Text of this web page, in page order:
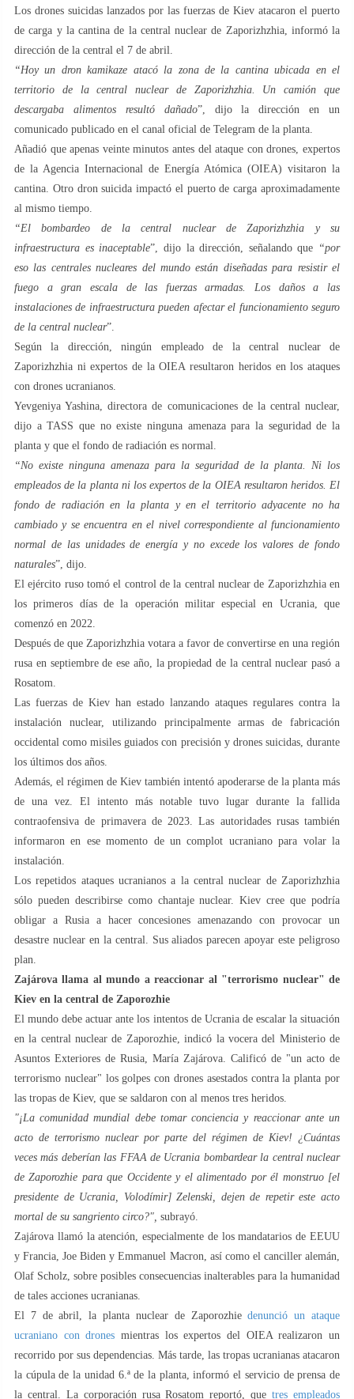
Los drones suicidas lanzados por las fuerzas de Kiev atacaron el puerto
de carga y la cantina de la central nuclear de Zaporizhzhia, informó la
dirección de la central el 7 de abril.
“Hoy un dron kamikaze atacó la zona de la cantina ubicada en el
territorio de la central nuclear de Zaporizhzhia. Un camión que
descargaba alimentos resultó dañado”, dijo la dirección en un
comunicado publicado en el canal oficial de Telegram de la planta.
Añadió que apenas veinte minutos antes del ataque con drones, expertos
de la Agencia Internacional de Energía Atómica (OIEA) visitaron la
cantina. Otro dron suicida impactó el puerto de carga aproximadamente
al mismo tiempo.
“El bombardeo de la central nuclear de Zaporizhzhia y su
infraestructura es inaceptable”, dijo la dirección, señalando que “por
eso las centrales nucleares del mundo están diseñadas para resistir el
fuego a gran escala de las fuerzas armadas. Los daños a las
instalaciones de infraestructura pueden afectar el funcionamiento seguro
de la central nuclear”.
Según la dirección, ningún empleado de la central nuclear de
Zaporizhzhia ni expertos de la OIEA resultaron heridos en los ataques
con drones ucranianos.
Yevgeniya Yashina, directora de comunicaciones de la central nuclear,
dijo a TASS que no existe ninguna amenaza para la seguridad de la
planta y que el fondo de radiación es normal.
“No existe ninguna amenaza para la seguridad de la planta. Ni los
empleados de la planta ni los expertos de la OIEA resultaron heridos. El
fondo de radiación en la planta y en el territorio adyacente no ha
cambiado y se encuentra en el nivel correspondiente al funcionamiento
normal de las unidades de energía y no excede los valores de fondo
naturales”, dijo.
El ejército ruso tomó el control de la central nuclear de Zaporizhzhia en
los primeros días de la operación militar especial en Ucrania, que
comenzó en 2022.
Después de que Zaporizhzhia votara a favor de convertirse en una región
rusa en septiembre de ese año, la propiedad de la central nuclear pasó a
Rosatom.
Las fuerzas de Kiev han estado lanzando ataques regulares contra la
instalación nuclear, utilizando principalmente armas de fabricación
occidental como misiles guiados con precisión y drones suicidas, durante
los últimos dos años.
Además, el régimen de Kiev también intentó apoderarse de la planta más
de una vez. El intento más notable tuvo lugar durante la fallida
contraofensiva de primavera de 2023. Las autoridades rusas también
informaron en ese momento de un complot ucraniano para volar la
instalación.
Los repetidos ataques ucranianos a la central nuclear de Zaporizhzhia
sólo pueden describirse como chantaje nuclear. Kiev cree que podría
obligar a Rusia a hacer concesiones amenazando con provocar un
desastre nuclear en la central. Sus aliados parecen apoyar este peligroso
plan.
Zajárova llama al mundo a reaccionar al "terrorismo nuclear" de
Kiev en la central de Zaporozhie
El mundo debe actuar ante los intentos de Ucrania de escalar la situación
en la central nuclear de Zaporozhie, indicó la vocera del Ministerio de
Asuntos Exteriores de Rusia, María Zajárova. Calificó de "un acto de
terrorismo nuclear" los golpes con drones asestados contra la planta por
las tropas de Kiev, que se saldaron con al menos tres heridos.
"¡La comunidad mundial debe tomar conciencia y reaccionar ante un
acto de terrorismo nuclear por parte del régimen de Kiev! ¿Cuántas
veces más deberían las FFAA de Ucrania bombardear la central nuclear
de Zaporozhie para que Occidente y el alimentado por él monstruo [el
presidente de Ucrania, Volodímir] Zelenski, dejen de repetir este acto
mortal de su sangriento circo?", subrayó.
Zajárova llamó la atención, especialmente de los mandatarios de EEUU
y Francia, Joe Biden y Emmanuel Macron, así como el canciller alemán,
Olaf Scholz, sobre posibles consecuencias inalterables para la humanidad
de tales acciones ucranianas.
El 7 de abril, la planta nuclear de Zaporozhiedenunció un ataque
ucraniano con drones mientras los expertos del OIEA realizaron un
recorrido por sus dependencias. Más tarde, las tropas ucranianas atacaron
la cúpula de la unidad 6.ª de la planta, informó el servicio de prensa de
la central. La corporación rusa Rosatom reportó, quetres empleados